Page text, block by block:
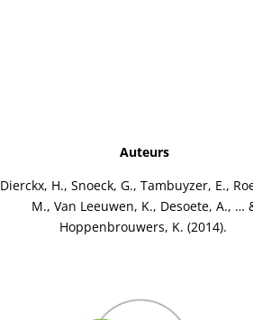
Auteurs
Dierckx, H., Snoeck, G., Tambuyzer, E.,
M., Van Leeuwen, K., Desoete, A., …
Hoppenbrouwers, K. (2014).